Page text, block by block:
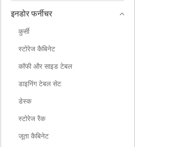
इनडोर फर्नीचर
कुर्सी
स्टोरेज कैबिनेट
कॉफी और साइड टेबल
डाइनिंग टेबल सेट
डेस्क
स्टोरेज रैक
जूता कैबिनेट